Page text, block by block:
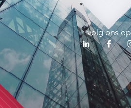
volg ons op